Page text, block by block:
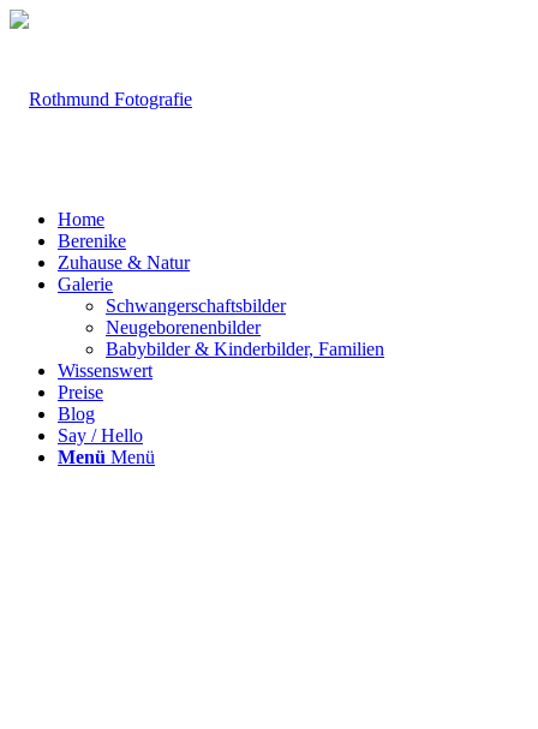
Home
Berenike
Zuhause & Natur
Galerie
Schwangerschaftsbilder
Neugeborenenbilder
Babybilder & Kinderbilder, Familien
Wissenswert
Preise
Blog
Say / Hello
Menü Menü